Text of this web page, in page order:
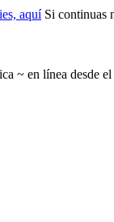
aquíSi continuas
~ en línea desde